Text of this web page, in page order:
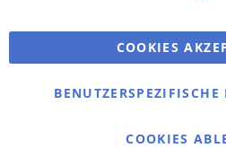
Bestellungen und
Kontaktieren Sie uns
Cookie Einstellungen
COOKIES
COOKIES